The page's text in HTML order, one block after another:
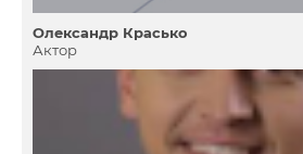
Олександр Красько
Актор